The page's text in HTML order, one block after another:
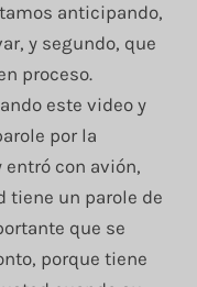
anticipando,
y segundo, que
proceso.
este video y
por la
con avión,
tiene un parole de
que se
porque tiene